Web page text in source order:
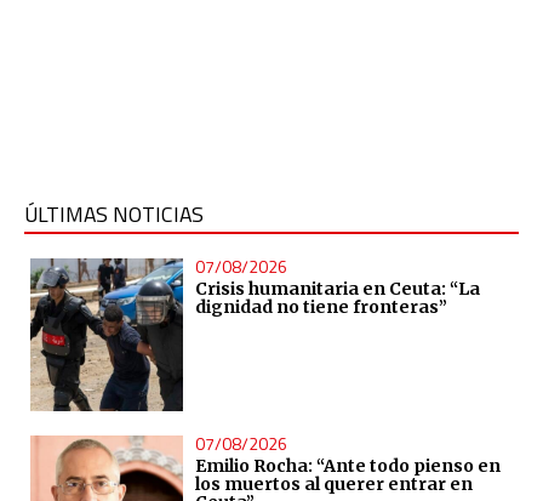
ÚLTIMAS NOTICIAS
07/08/2026
Crisis humanitaria en Ceuta: “La
dignidad no tiene fronteras”
07/08/2026
Emilio Rocha: “Ante todo pienso en
los muertos al querer entrar en